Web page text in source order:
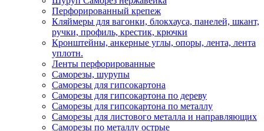
Перфорированный крепеж
Кляймеры для вагонки, блокхауса, панелей, шкант,
ручки, профиль, крестик, крючки
Кронштейны, анкерные углы, опоры, лента, лента
уплотн.
Ленты перфорированные
Саморезы, шурупы
Саморезы для гипсокартона
Саморезы для гипсокартона по дереву
Саморезы для гипсокартона по металлу
Саморезы для листового металла и направляющих
Саморезы по металлу острые